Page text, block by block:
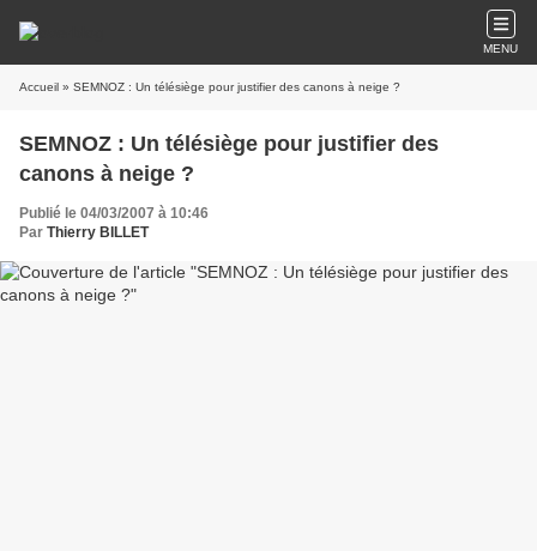
MENU
Accueil » SEMNOZ : Un télésiège pour justifier des canons à neige ?
SEMNOZ : Un télésiège pour justifier des
canons à neige ?
Publié le 04/03/2007 à 10:46
Par Thierry BILLET